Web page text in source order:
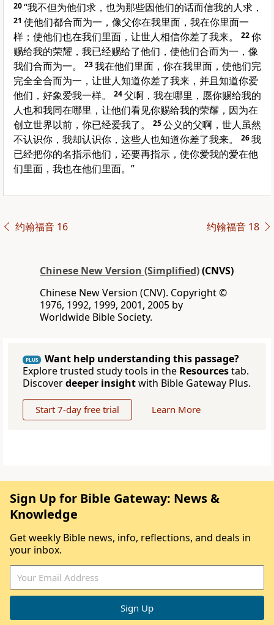
20“我不但为他们求，也为那些因他们的话而信我的人求，
21 使他们都合而为一，像父你在我里面，我在你里面一
样；使他们也在我们里面，让世人相信你差了我来。
22你
赐给我的荣耀，我已经赐给了他们，使他们合而为一，像
我们合而为一。
23我在他们里面，你在我里面，使他们完
完全全合而为一，让世人知道你差了我来，并且知道你爱
他们，好象爱我一样。
24父啊，我在哪里，愿你赐给我的
人也和我同在哪里，让他们看见你赐给我的荣耀，因为在
创立世界以前，你已经爱我了。
25公义的父啊，世人虽然
不认识你，我却认识你，这些人也知道你差了我来。
26我
已经把你的名指示他们，还要再指示，使你爱我的爱在他
们里面，我也在他们里面。”
约翰福音 16 约翰福音 18
Chinese New Version (Simplified)(CNVS)
Chinese New Version (CNV). Copyright ©
1976, 1992, 1999, 2001, 2005 by
Worldwide Bible Society.
PLUS
Want help understanding this passage?
Explore trusted study tools in the Resourcestab.
Discoverdeeper insightwith Bible Gateway Plus.
Start 7-day free trial Learn More
Sign Up for Bible Gateway: News &
Knowledge
Get weekly Bible news, info, reflections, and deals in
your inbox.